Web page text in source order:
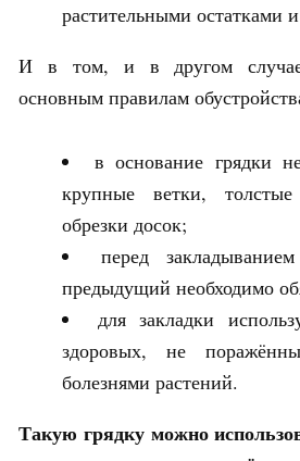
растительными остатками
И в том, и в другом случае
основным правилам
в основание грядки
крупные ветки,
обрезки досок;
перед
предыдущий необходимо
для закладки
здоровых, не
болезнями растений.
Такую грядку можно